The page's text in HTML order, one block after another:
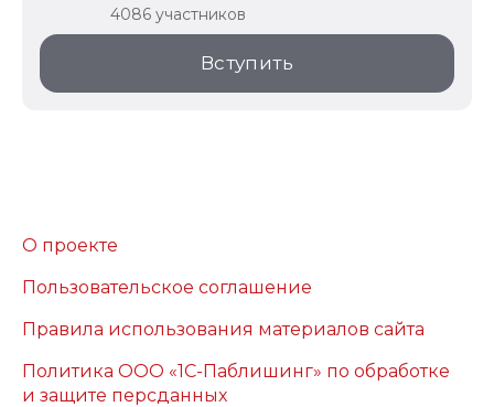
4086 участников
Вступить
О проекте
Пользовательское соглашение
Правила использования материалов сайта
Политика ООО «1С-Паблишинг» по обработке
и защите персданных